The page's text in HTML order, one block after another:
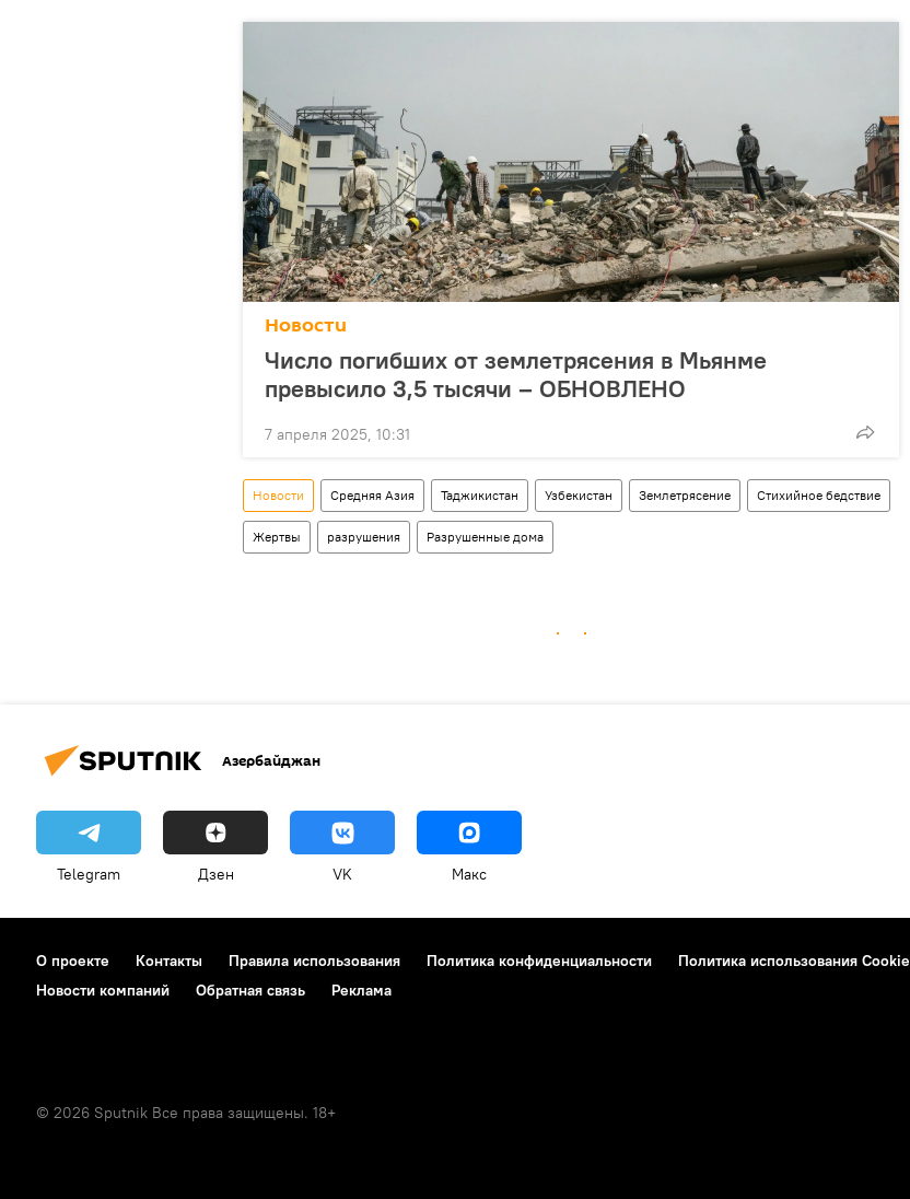
Новости
Число погибших от землетрясения в Мьянме
превысило 3,5 тысячи – ОБНОВЛЕНО
7 апреля 2025, 10:31
Новости Средняя Азия Таджикистан Узбекистан Землетрясение Стихийное бедствие
Жертвы разрушения Разрушенные дома
Азербайджан
Telegram Дзен VK Макс
О проекте Контакты Правила использования Политика конфиденциальности Политика использования Cookie
Новости компаний
Обратная связь Реклама
© 2026 Sputnik Все права защищены. 18+